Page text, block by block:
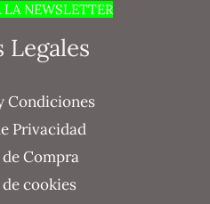
LA NEWSLETTER
Legales
Condiciones
Privacidad
Compra
cookies